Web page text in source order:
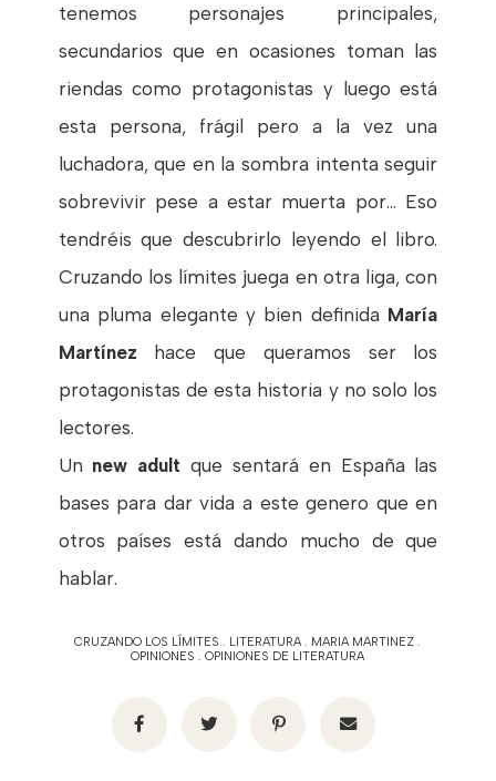
tenemos personajes principales,
secundarios que en ocasiones toman las
riendas como protagonistas y luego está
esta persona, frágil pero a la vez una
luchadora, que en la sombra intenta seguir
sobrevivir pese a estar muerta por... Eso
tendréis que descubrirlo leyendo el libro.
Cruzando los límites juega en otra liga, con
una pluma elegante y bien definida María
Martínez hace que queramos ser los
protagonistas de esta historia y no solo los
lectores.
Un new adult que sentará en España las
bases para dar vida a este genero que en
otros países está dando mucho de que
hablar.
CRUZANDO LOS LÍMITES . LITERATURA. MARIA MARTINEZ .
OPINIONES .OPINIONES DE LITERATURA